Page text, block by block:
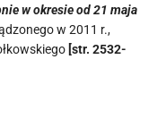
w okresie od 21 maja
w 2011 r.,
[str. 2532-